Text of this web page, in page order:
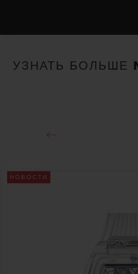
РЕМЕШОК/
УЗНАТЬ БОЛЬШЕ
НОВОСТИ